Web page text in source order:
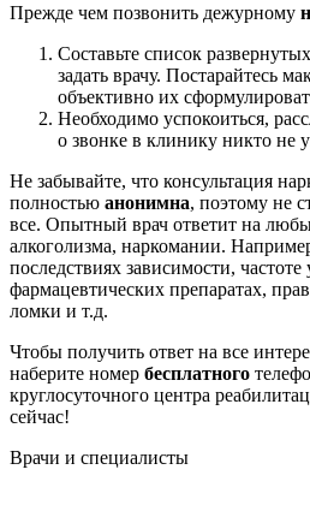
Прежде чем позвонить дежурному
Составьте список
задать врачу. Постарайтесь
объективно их
Необходимо успокоиться,
о звонке в клинику никто не
Не забывайте, что консультация
полностью анонимна, поэтому не
все. Опытный врач ответит на
алкоголизма, наркомании.
последствиях зависимости,
фармацевтических препаратах,
ломки и т.д.
Чтобы получить ответ на все
наберите номер бесплатного
круглосуточного центра
сейчас!
Врачи и специалисты